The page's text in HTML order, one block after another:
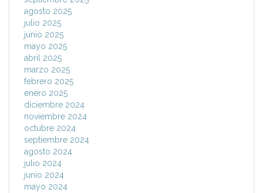
agosto 2025
julio 2025
junio 2025
mayo 2025
abril 2025
marzo 2025
febrero 2025
enero 2025
diciembre 2024
noviembre 2024
octubre 2024
septiembre 2024
agosto 2024
julio 2024
junio 2024
mayo 2024